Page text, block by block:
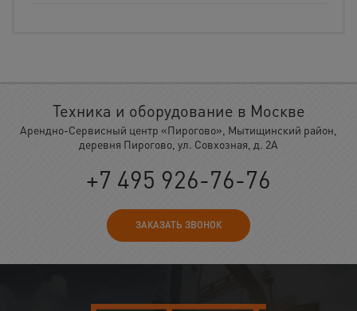
Техника и оборудование в Москве
Арендно-Сервисный центр «Пирогово», Мытищинский район,
деревня Пирогово, ул. Совхозная, д. 2А
+7 495 926-76-76
ЗАКАЗАТЬ ЗВОНОК